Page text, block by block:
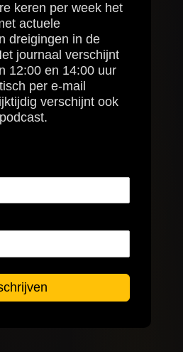
keren per week het
actuele
dreigingen in de
journaal verschijnt
12:00 en 14:00 uur
per e-mail
verschijnt ook